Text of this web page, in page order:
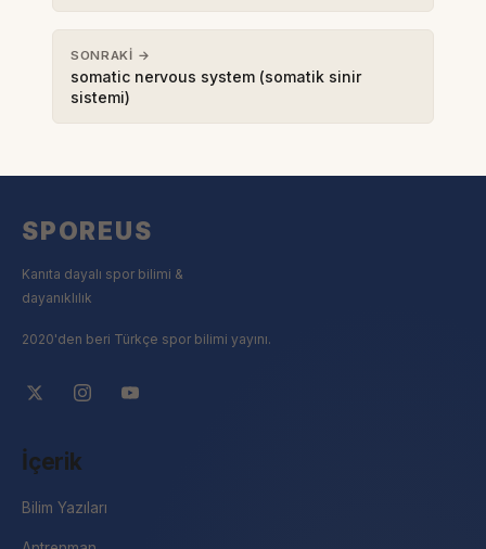
SONRAKI →
somatic nervous system (somatik sinir
sistemi)
SPOREUS
Kanıta dayalı spor bilimi &
dayanıklılık
2020'den beri Türkçe spor bilimi yayını.
İçerik
Bilim Yazıları